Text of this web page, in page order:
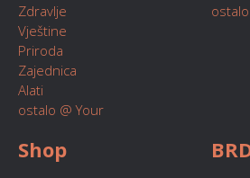
Zdravlje
Vještine
Priroda
Zajednica
Alati
ostalo @ Your
Shop